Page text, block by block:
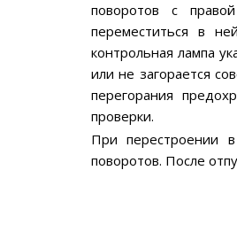
поворотов с
переместиться в
контрольная лампа
или не загорается
перегорания
проверки.
При перестроении
поворотов. После